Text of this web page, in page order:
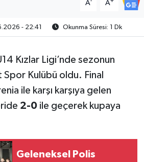
A A
- 22:41 Okunma Süresi: 1 Dk
Kızlar Ligi’nde sezonun
Kulübü oldu. Final
ile karşı karşıya gelen
2-0ile geçerek kupaya
Geleneksel Polis